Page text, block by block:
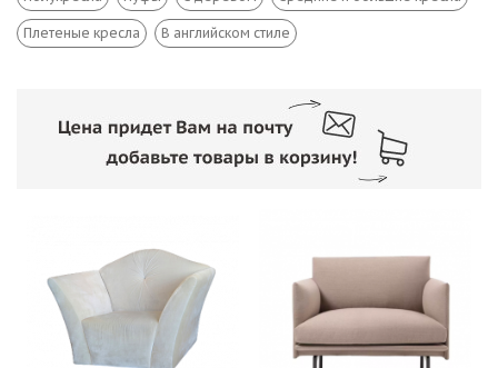
Плетеные кресла В английском стиле